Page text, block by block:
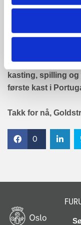
mentaliteten oppe
denne kampen
lærdommen til
Alt i alt var
kasting, spilling
første kast i
Takk for nå,
0